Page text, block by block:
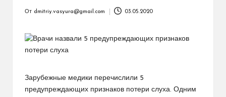
От dmitriy.vasyura@gmail.com 03.05.2020
Зарубежные медики перечислили 5
предупреждающих признаков потери слуха. Одним